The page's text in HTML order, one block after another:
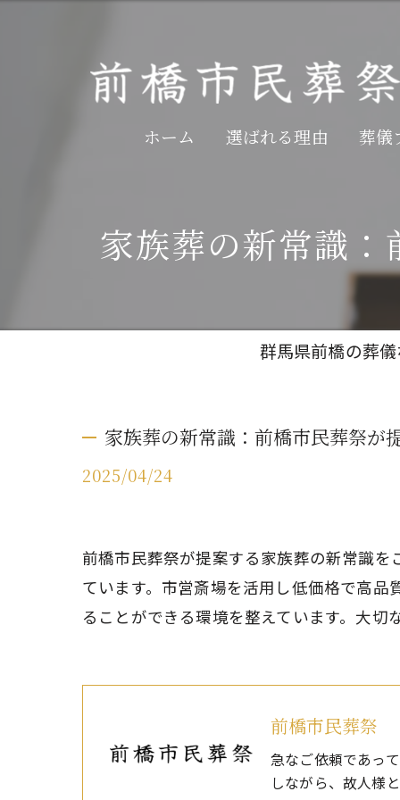
ホーム 選ばれる理由 葬儀
家族葬の新常識
群馬県前橋の葬
家族葬の新常識：前橋市民葬祭が
2025/04/24
前橋市民葬祭が提案する家族葬の新常識
ています。市営斎場を活用し低価格で高
ることができる環境を整えています。大
前橋市民葬祭
急なご依頼であっ
しながら、故人様